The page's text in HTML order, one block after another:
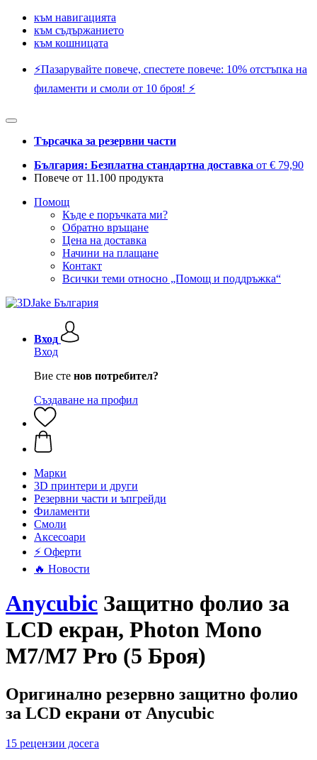
към навигацията
към съдържанието
към кошницата
⚡️Пазарувайте повече, спестете повече: 10% отстъпка на
филаменти и смоли от 10 броя! ⚡️
Търсачка за резервни части
България: Безплатна стандартна доставка от € 79,90
Повече от 11.100 продукта
Помощ
Къде е поръчката ми?
Обратно връщане
Цена на доставка
Начини на плащане
Контакт
Всички теми относно „Помощ и поддръжка“
Вход
Вход
Вие сте нов потребител?
Създаване на профил
Mарки
3D принтери и други
Резервни части и ъпгрейди
Филаменти
Смоли
Аксесоари
⚡ Оферти
🔥 Новости
Anycubic Защитно фолио за
LCD екран, Photon Mono
M7/M7 Pro (5 Броя)
Оригинално резервно защитно фолио
за LCD екрани от Anycubic
15 рецензии досега